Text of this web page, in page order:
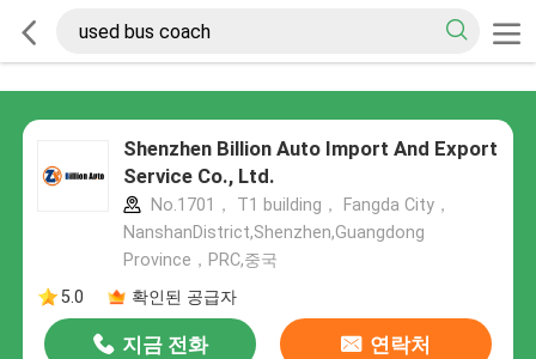
Shenzhen Billion Auto Import And Export
Service Co., Ltd.
No.1701， T1 building， Fangda City，
NanshanDistrict,Shenzhen,Guangdong
Province，PRC,중국
5.0
확인된 공급자
지금 전화 연락처